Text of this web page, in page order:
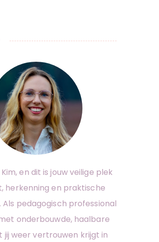
en dit is jouw veilige plek
herkenning en praktische
pedagogisch professional
onderbouwde, haalbare
jij weer vertrouwen krijgt in